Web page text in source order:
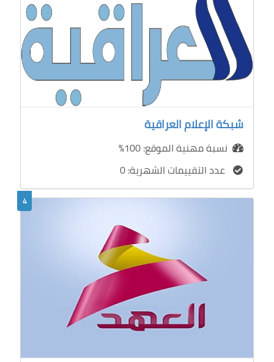
شبكة الإعلام العراقية
نسبة مهنية الموقع: 100%
عدد التقييمات الشهرية: 0
4